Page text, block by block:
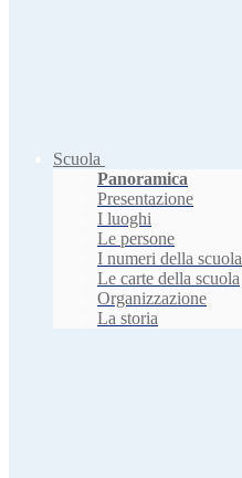
Scuola
Panoramica
Presentazione
I luoghi
Le persone
I numeri della scuola
Le carte della scuola
Organizzazione
La storia